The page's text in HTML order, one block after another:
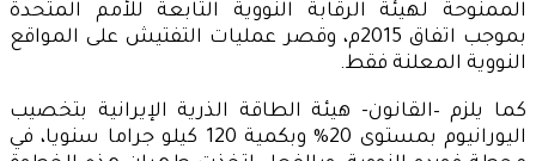
الممنوحة لهيئة الرقابة النووية التابعة للأمم المتحدة
بموجب اتفاق 2015م، وقصر عمليات التفتيش على المواقع
النووية المعلنة فقط.
كما يلزم –القانون- هيئة الطاقة الذرية الإيرانية بتخصيب
اليورانيوم بمستوى 20% وبكمية 120 كيلو جراما سنويا، في